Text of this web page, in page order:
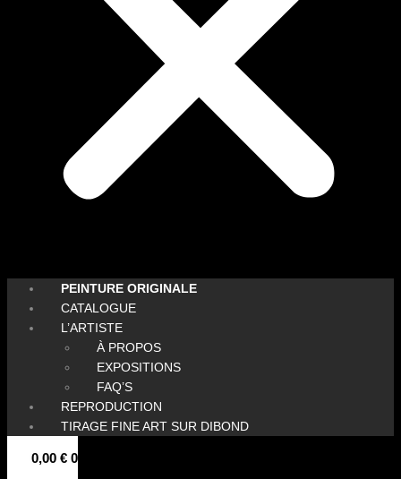
PEINTURE ORIGINALE
CATALOGUE
L’ARTISTE
À PROPOS
EXPOSITIONS
FAQ’S
REPRODUCTION
TIRAGE FINE ART SUR DIBOND
0,00 € 0